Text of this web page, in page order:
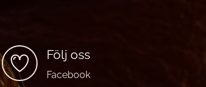
Följ oss
Facebook